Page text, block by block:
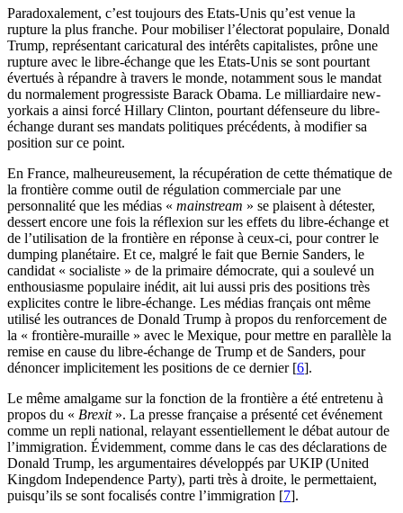
Paradoxalement, c’est toujours des Etats-Unis qu’est venue la
rupture la plus franche. Pour mobiliser l’électorat populaire, Donald
Trump, représentant caricatural des intérêts capitalistes, prône une
rupture avec le libre-échange que les Etats-Unis se sont pourtant
évertués à répandre à travers le monde, notamment sous le mandat
du normalement progressiste Barack Obama. Le milliardaire new-
yorkais a ainsi forcé Hillary Clinton, pourtant défenseure du libre-
échange durant ses mandats politiques précédents, à modifier sa
position sur ce point.
En France, malheureusement, la récupération de cette thématique de
la frontière comme outil de régulation commerciale par une
personnalité que les médias « mainstream » se plaisent à détester,
dessert encore une fois la réflexion sur les effets du libre-échange et
de l’utilisation de la frontière en réponse à ceux-ci, pour contrer le
dumping planétaire. Et ce, malgré le fait que Bernie Sanders, le
candidat « socialiste » de la primaire démocrate, qui a soulevé un
enthousiasme populaire inédit, ait lui aussi pris des positions très
explicites contre le libre-échange. Les médias français ont même
utilisé les outrances de Donald Trump à propos du renforcement de
la « frontière-muraille » avec le Mexique, pour mettre en parallèle la
remise en cause du libre-échange de Trump et de Sanders, pour
dénoncer implicitement les positions de ce dernier[6].
Le même amalgame sur la fonction de la frontière a été entretenu à
propos du « Brexit». La presse française a présenté cet événement
comme un repli national, relayant essentiellement le débat autour de
l’immigration. Évidemment, comme dans le cas des déclarations de
Donald Trump, les argumentaires développés par UKIP (United
Kingdom Independence Party), parti très à droite, le permettaient,
puisqu’ils se sont focalisés contre l’immigration [7].